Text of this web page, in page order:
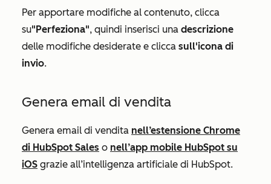
Per apportare modifiche al contenuto, clicca
su"Perfeziona", quindi inserisci una descrizione
delle modifiche desiderate e clicca sull'icona di
invio.
Genera email di vendita
Genera email di vendita nell’estensione Chrome
di HubSpot Sales o nell’app mobile HubSpot su
iOS grazie all’intelligenza artificiale di HubSpot.